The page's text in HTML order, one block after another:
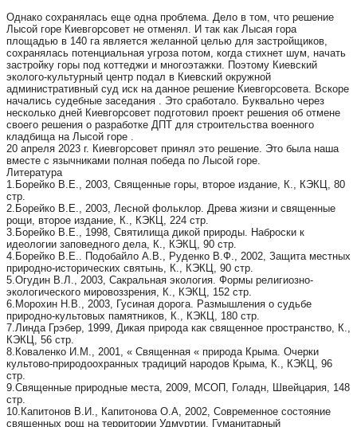
Однако сохранялась еще одна проблема. Дело в том, что решение
Лысой горе Киевгорсовет не отменял. И так как Лысая гора
площадью в 140 га является желанной целью для застройщиков,
сохранялась потенциальная угроза потом, когда стихнет шум, начать
застройку горы под коттеджи и многоэтажки. Поэтому Киевский
эколого-культурный центр подал в Киевский окружной
административный суд иск на данное решение Киевгорсовета. Вскоре
начались судебные заседания . Это сработало. Буквально через
несколько дней Киевгорсовет подготовил проект решения об отмене
своего решения о разработке ДПТ для строительства военного
кладбища на Лысой горе .
20 апреля 2023 г. Киевгорсовет принял это решение. Это была наша
вместе с язычниками полная победа по Лысой горе.
Литература
1. Борейко В.Е., 2003, Священные горы, второе издание, К., КЭКЦ, 80
стр.
2. Борейко В.Е., 2003, Лесной фольклор. Древа жизни и священные
рощи, второе издание, К., КЭКЦ, 224 стр.
3. Борейко В.Е., 1998, Святилища дикой природы. Наброски к
идеологии заповедного дела, К., КЭКЦ, 90 стр.
4. Борейко В.Е.. Подобайло А.В., Руденко В.Ф., 2002, Защита местных
природно-исторических святынь, К., КЭКЦ, 90 стр.
5.Огудин В.Л., 2003, Сакральная экология. Формы религиозно-
экологического мировоззрения, К., КЭКЦ, 152 стр.
6. Морохин Н.В., 2003, Гусиная дорога. Размышления о судьбе
природно-культовых памятников, К., КЭКЦ, 180 стр.
7.Линда Грэбер, 1999, Дикая природа как священное пространство, К.,
КЭКЦ, 56 стр.
8. Коваленко И.М., 2001, « Священная « природа Крыма. Очерки
культово-природоохранных традиций народов Крыма, К., КЭКЦ, 96
стр.
9.Священные природные места, 2009, МСОП, Голадн, Швейцария, 148
стр.
10. Капитонов В.И., Капитонова О.А, 2002, Современное состояние
священных рощ на территории Удмуртии, Гуманитарный